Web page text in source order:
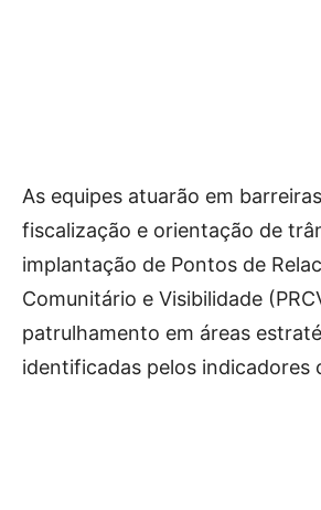
As equipes atuarão em
fiscalização e orientação de
implantação de Pontos de
Comunitário e Visibilidade
patrulhamento em áreas
identificadas pelos indicadores